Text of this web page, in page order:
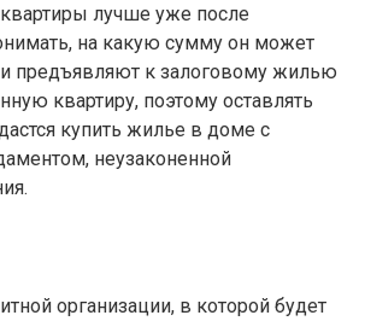
лучше уже после
на какую сумму он может
предъявляют к залоговому жилью
квартиру, поэтому оставлять
купить жилье в доме с
неузаконенной
организации, в которой будет